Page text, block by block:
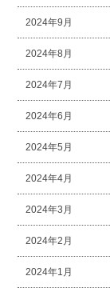
2024年9月
2024年8月
2024年7月
2024年6月
2024年5月
2024年4月
2024年3月
2024年2月
2024年1月